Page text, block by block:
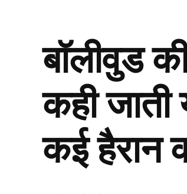
बॉलीवुड
कही जाती
कई हैरान